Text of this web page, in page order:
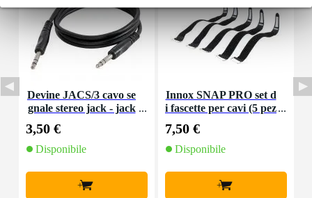
Devine JACS/3 cavo se
gnale stereo jack - jack
3,50 €
Disponibile
+
Innox SNAP PRO set d
i fascette per cavi (5 pez
7,50 €
Disponibile
+